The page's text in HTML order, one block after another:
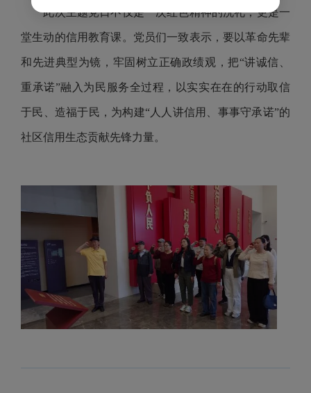
此次主题党日不仅是一次红色精神的洗礼，更是一
堂生动的信用教育课。党员们一致表示，要以革命先辈
和先进典型为镜，牢固树立正确政绩观，把“讲诚信、
重承诺”融入为民服务全过程，以实实在在的行动取信
于民、造福于民，为构建“人人讲信用、事事守承诺”的
社区信用生态贡献先锋力量。